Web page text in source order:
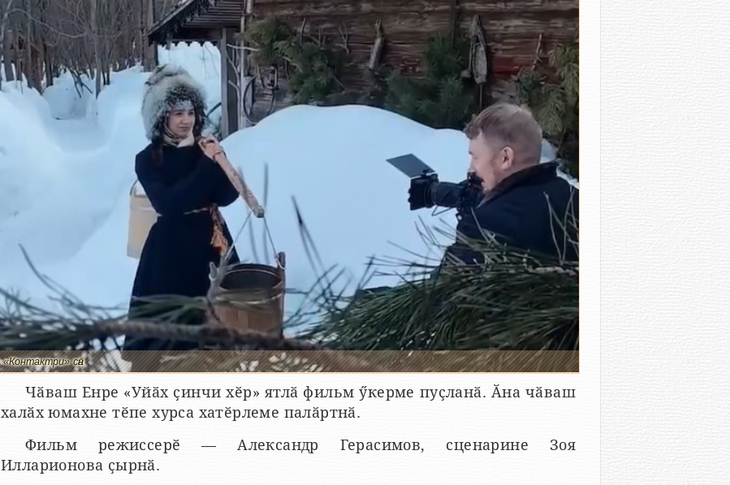
«Контактри» сӑн
Чӑваш Енре «Уйӑх ҫинчи хӗр» ятлӑ фильм ӳкерме пуҫланӑ. Ӑна чӑваш
халӑх юмахне тӗпе хурса хатӗрлеме палӑртнӑ.
Фильм режиссерӗ — Александр Герасимов, сценарине Зоя
Илларионова ҫырнӑ.